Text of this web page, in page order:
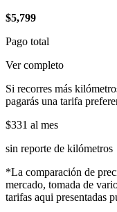
$5,799
Pago total
Ver completo
Si recorres más
pagarás una tarifa
$331 al mes
sin reporte de kilómetros
*La comparación de
mercado, tomada de
tarifas aqui presentadas